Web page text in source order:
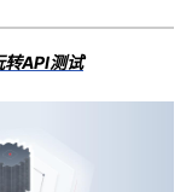
API测试